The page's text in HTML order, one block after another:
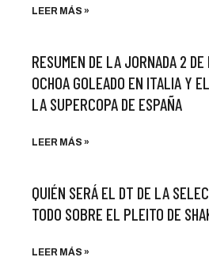
LEER MÁS »
RESUMEN DE LA JORNADA 2
OCHOA GOLEADO EN ITALIA Y
LA SUPERCOPA DE ESPAÑA
LEER MÁS »
QUIÉN SERÁ EL DT DE LA
TODO SOBRE EL PLEITO DE
LEER MÁS »